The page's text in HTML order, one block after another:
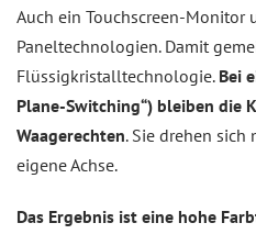
Auch ein Touchscreen-Monitor
Paneltechnologien. Damit
Flüssigkristalltechnologie. Bei
Plane-Switching“) bleiben die
Waagerechten. Sie drehen sich
eigene Achse.
Das Ergebnis ist eine hohe